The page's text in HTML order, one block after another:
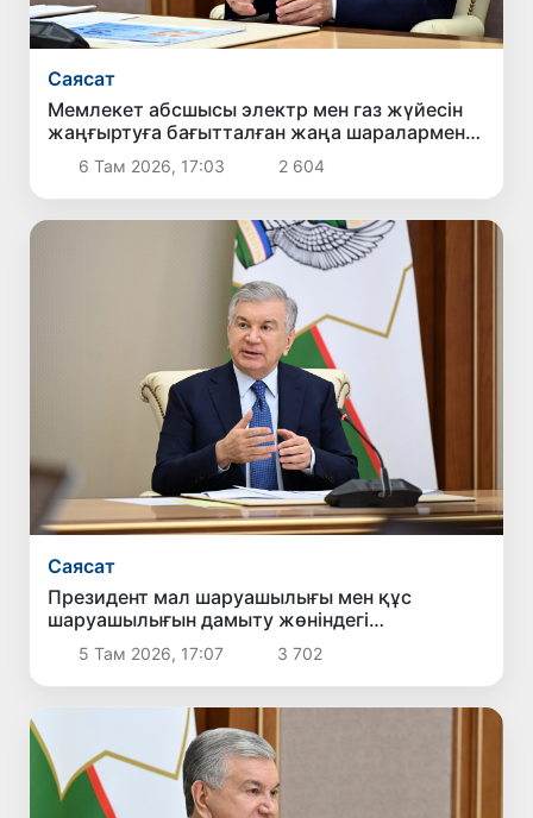
Саясат
Мемлекет абсшысы электр мен газ жүйесін
жаңғыртуға бағытталған жаңа шаралармен
танысты
6 Там 2026, 17:03 2 604
Саясат
Президент мал шаруашылығы мен құс
шаруашылығын дамыту жөніндегі
шаралармен танысты
5 Там 2026, 17:07 3 702